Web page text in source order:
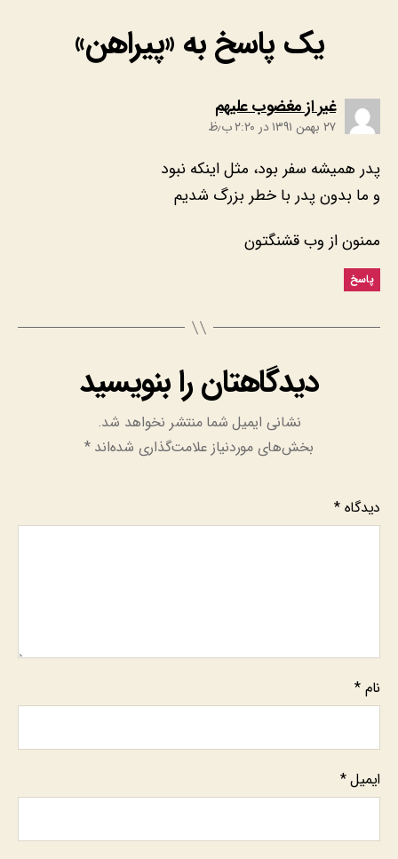
یک پاسخ به «پیراهن‌»
غیر از مغضوب علیهم
۲۷ بهمن ۱۳۹۱ در ۲:۲۰ ب٫ظ
پدر همیشه سفر بود، مثل اینکه نبود
و ما بدون پدر با خطر بزرگ شدیم
ممنون از وب قشنگتون
پاسخ
دیدگاهتان را بنویسید
نشانی ایمیل شما منتشر نخواهد شد.
بخش‌های موردنیاز علامت‌گذاری شده‌اند*
دیدگاه*
نام *
ایمیل*